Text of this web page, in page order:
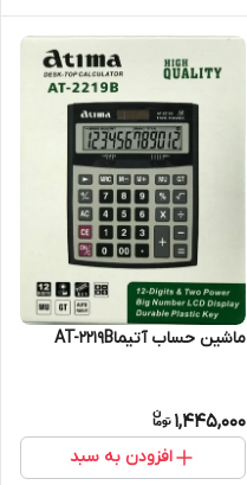
ماشین حساب آتیماAT-2219B
1,445,000
افزودن به سبد